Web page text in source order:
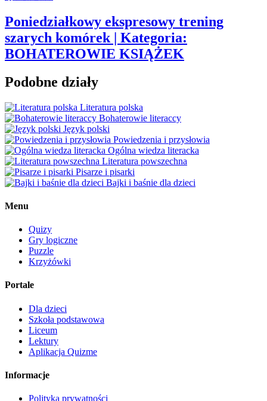
Poniedziałkowy ekspresowy trening
szarych komórek | Kategoria:
BOHATEROWIE KSIĄŻEK
Podobne działy
Literatura polska
Bohaterowie literaccy
Język polski
Powiedzenia i przysłowia
Ogólna wiedza literacka
Literatura powszechna
Pisarze i pisarki
Bajki i baśnie dla dzieci
Menu
Quizy
Gry logiczne
Puzzle
Krzyżówki
Portale
Dla dzieci
Szkoła podstawowa
Liceum
Lektury
Aplikacja Quizme
Informacje
Polityka prywatności